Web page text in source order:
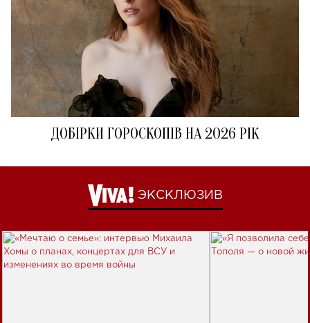
ДОБІРКИ ГОРОСКОПІВ НА 2026 РІК
ЭКСКЛЮЗИВ